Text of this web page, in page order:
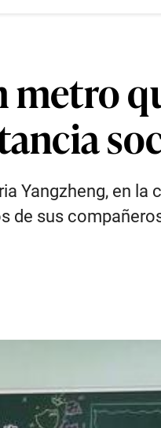
Yangzheng, en
de sus